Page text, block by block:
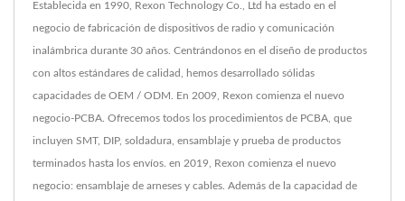
Establecida en 1990, Rexon Technology Co., Ltd ha estado en el
negocio de fabricación de dispositivos de radio y comunicación
inalámbrica durante 30 años. Centrándonos en el diseño de productos
con altos estándares de calidad, hemos desarrollado sólidas
capacidades de OEM / ODM. En 2009, Rexon comienza el nuevo
negocio-PCBA. Ofrecemos todos los procedimientos de PCBA, que
incluyen SMT, DIP, soldadura, ensamblaje y prueba de productos
terminados hasta los envíos. en 2019, Rexon comienza el nuevo
negocio: ensamblaje de arneses y cables. Además de la capacidad de